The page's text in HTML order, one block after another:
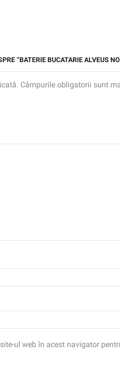
“BATERIE BUCATARIE ALVEUS
Câmpurile obligatorii sunt
ul web în acest navigator